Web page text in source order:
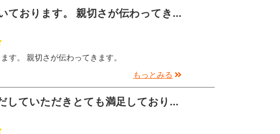
ております。 親切さが伝わってき...
す。 親切さが伝わってきます。
もっとみる
していただきとても満足しており...